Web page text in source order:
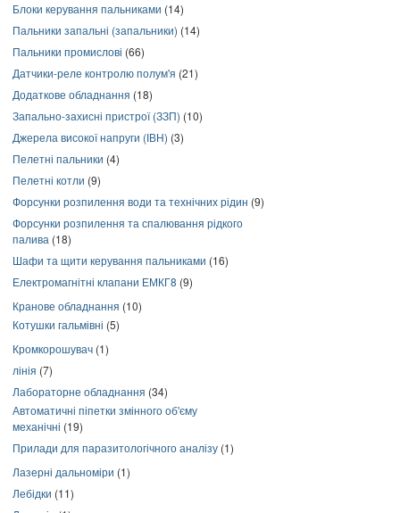
Блоки керування пальниками (14)
Пальники запальні (запальники) (14)
Пальники промислові (66)
Датчики-реле контролю полум'я (21)
Додаткове обладнання (18)
Запально-захисні пристрої (ЗЗП) (10)
Джерела високої напруги (ІВН) (3)
Пелетні пальники (4)
Пелетні котли (9)
Форсунки розпилення води та технічних рідин (9)
Форсунки розпилення та спалювання рідкого
палива (18)
Шафи та щити керування пальниками (16)
Електромагнітні клапани ЕМКГ8 (9)
Кранове обладнання (10)
Котушки гальмівні (5)
Кромкорошувач (1)
лінія (7)
Лабораторне обладнання (34)
Автоматичні піпетки змінного об'єму
механічні (19)
Прилади для паразитологічного аналізу (1)
Лазерні дальноміри (1)
Лебідки (11)